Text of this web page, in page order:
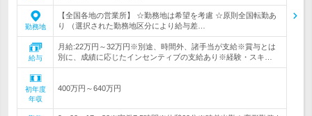
勤務地
【全国各地の営業所】 ☆勤務地は希望を考慮 ☆原則全国転勤あ
り （選択された勤務地区分により給与差…
給与
月給:22万円～32万円※別途、時間外、諸手当が支給※賞与とは
別に、成績に応じたインセンティブの支給あり※経験・スキ…
初年度
年収
400万円～640万円